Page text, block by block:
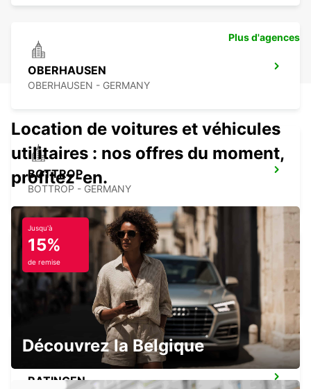
OBERHAUSEN
OBERHAUSEN - GERMANY
BOTTROP
BOTTROP - GERMANY
ESSEN FRILLENDORF
ESSEN - GERMANY
RATINGEN
Plus d'agences
Location de voitures et véhicules
utilitaires : nos offres du moment,
profitez-en.
Jusqu'à
15%
de remise
Découvrez la Belgique